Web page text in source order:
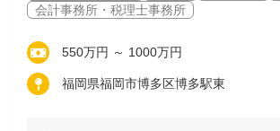
会計事務所・税理士事務所
550万円 ～ 1000万円
福岡県福岡市博多区博多駅東